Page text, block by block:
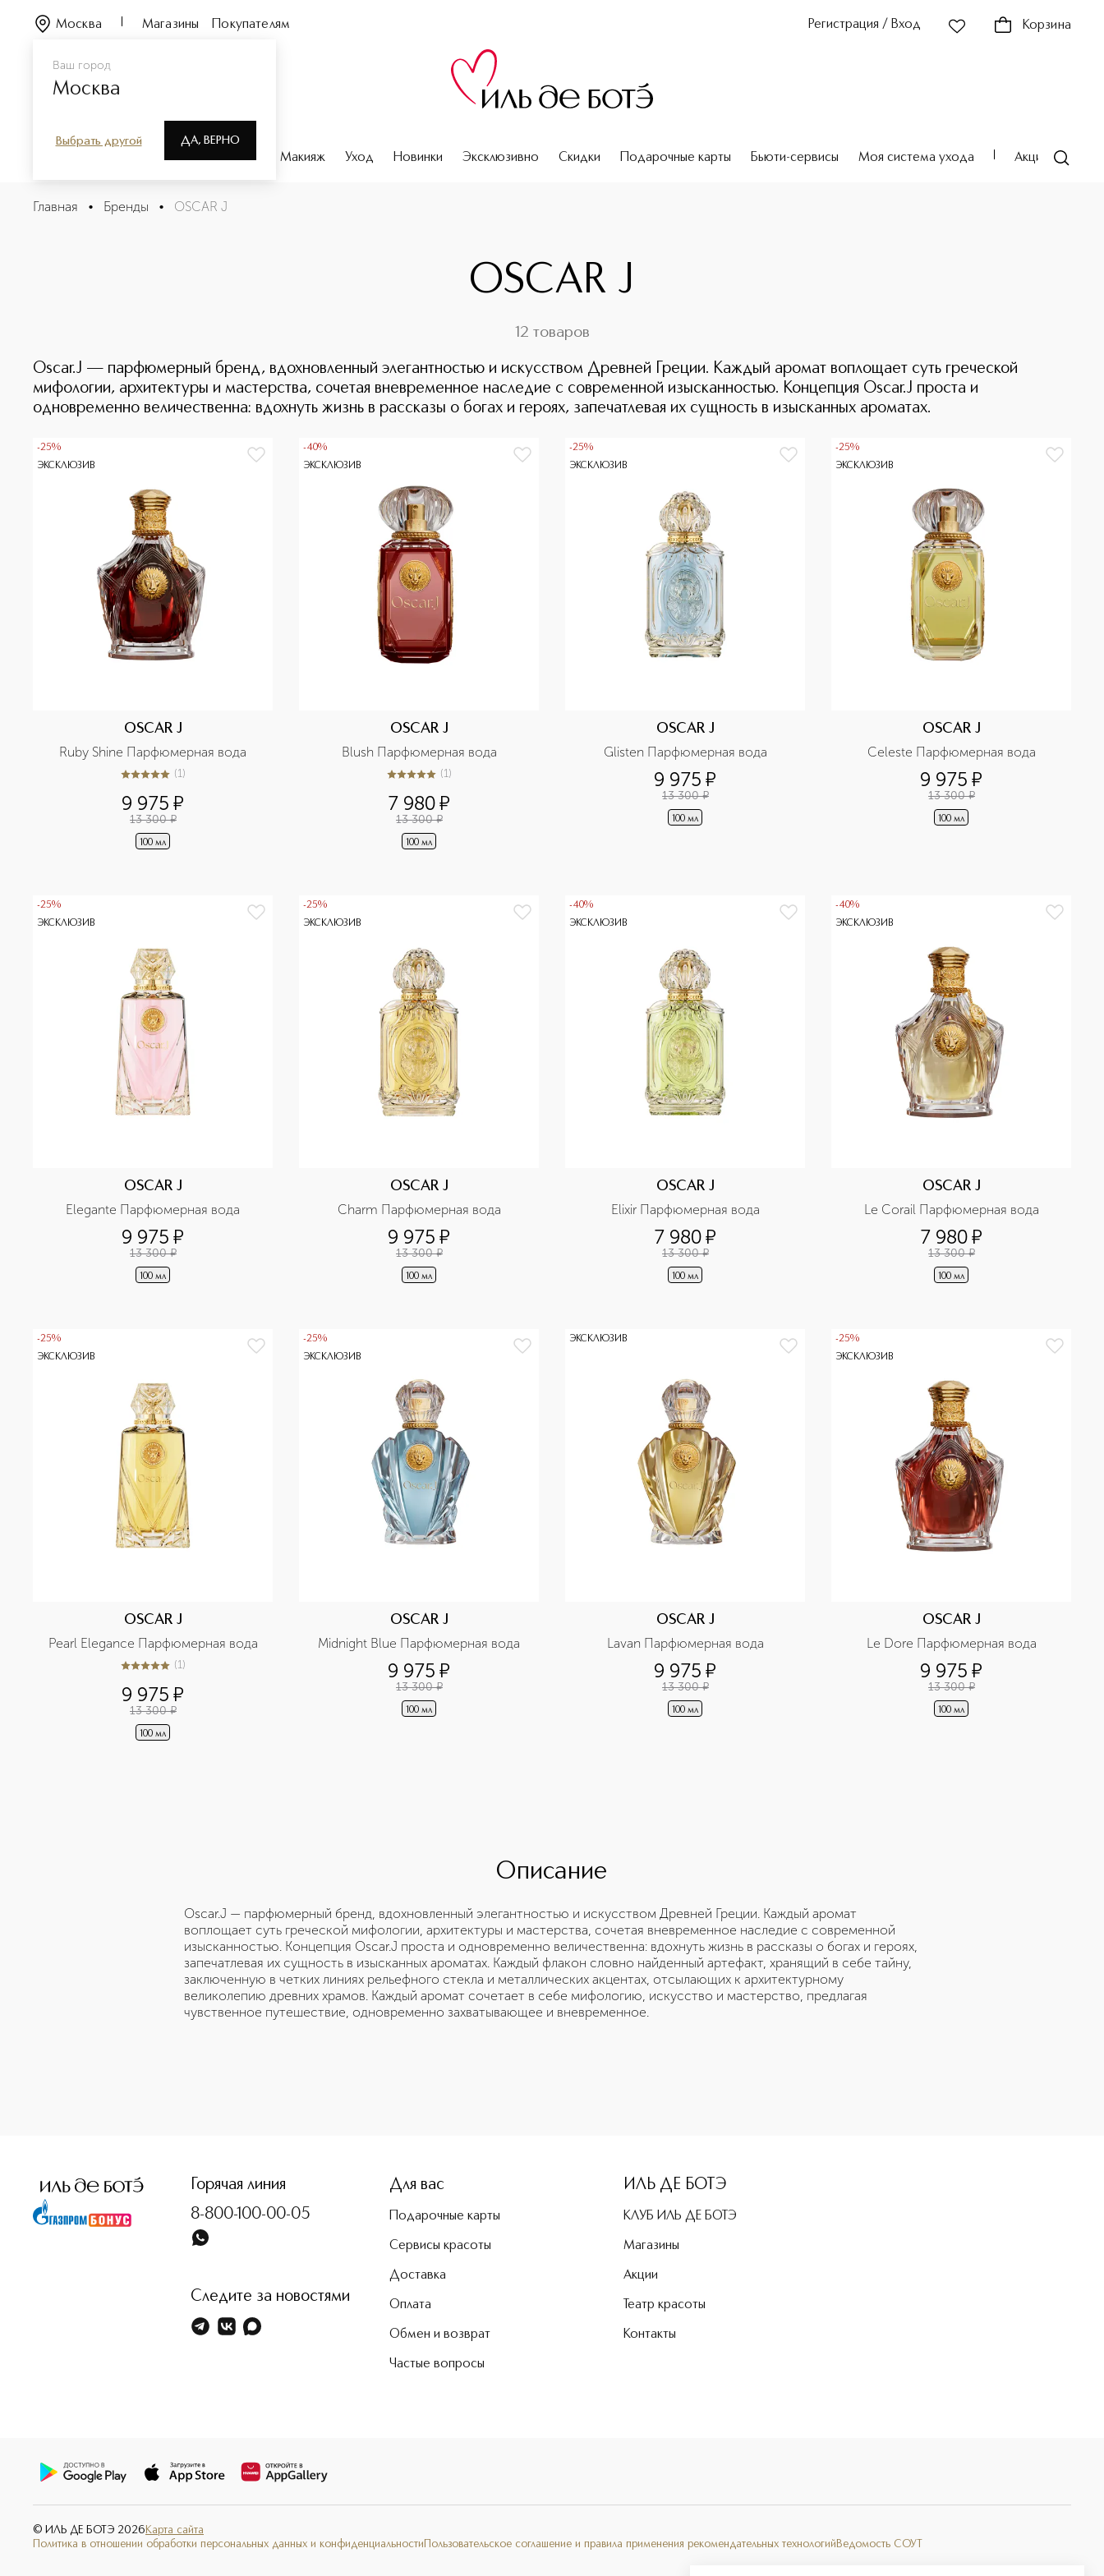
Ваш город
Москва
Выбрать другой ДА, ВЕРНО
Москва Магазины Покупателям Регистрация / Вход Корзина
Парфюмерия Макияж Уход Новинки Эксклюзивно Скидки Подарочные карты Бьюти-сервисы Моя система ухода Акции
OSCAR J
Главная • Бренды • OSCAR J
OSCAR J
12 товаров
Oscar.J — парфюмерный бренд, вдохновленный элегантностью и искусством Древней Греции. Каждый аромат воплощает суть греческой
мифологии, архитектуры и мастерства, сочетая вневременное наследие с современной изысканностью. Концепция Oscar.J проста и
одновременно величественна: вдохнуть жизнь в рассказы о богах и героях, запечатлевая их сущность в изысканных ароматах.
-25%
ЭКСКЛЮЗИВ
OSCAR J
Ruby Shine Парфюмерная вода
5из 51 (1)
9 975 ¤
13 300 ¤
100 мл
-40%
ЭКСКЛЮЗИВ
OSCAR J
Blush Парфюмерная вода
5из 51 (1)
7 980¤
13 300 ¤
100 мл
-25%
ЭКСКЛЮЗИВ
OSCAR J
Glisten Парфюмерная вода
9 975 ¤
13 300 ¤
100 мл
-25%
ЭКСКЛЮЗИВ
OSCAR J
Celeste Парфюмерная вода
9 975 ¤
13 300 ¤
100 мл
-25%
ЭКСКЛЮЗИВ
OSCAR J
Elegante Парфюмерная вода
9 975 ¤
13 300 ¤
100 мл
-25%
ЭКСКЛЮЗИВ
OSCAR J
Charm Парфюмерная вода
9 975 ¤
13 300 ¤
100 мл
-40%
ЭКСКЛЮЗИВ
OSCAR J
Elixir Парфюмерная вода
7 980¤
13 300 ¤
100 мл
-40%
ЭКСКЛЮЗИВ
OSCAR J
Le Corail Парфюмерная вода
7 980¤
13 300 ¤
100 мл
-25%
ЭКСКЛЮЗИВ
OSCAR J
Pearl Elegance Парфюмерная вода
5из 51 (1)
9 975 ¤
13 300 ¤
100 мл
-25%
ЭКСКЛЮЗИВ
OSCAR J
Midnight Blue Парфюмерная вода
9 975 ¤
13 300 ¤
100 мл
ЭКСКЛЮЗИВ
OSCAR J
Lavan Парфюмерная вода
9 975 ¤
13 300 ¤
100 мл
-25%
ЭКСКЛЮЗИВ
OSCAR J
Le Dore Парфюмерная вода
9 975 ¤
13 300 ¤
100 мл
Описание
Oscar.J — парфюмерный бренд, вдохновленный элегантностью и искусством Древней Греции. Каждый аромат
воплощает суть греческой мифологии, архитектуры и мастерства, сочетая вневременное наследие с современной
изысканностью. Концепция Oscar.J проста и одновременно величественна: вдохнуть жизнь в рассказы о богах и героях,
запечатлевая их сущность в изысканных ароматах. Каждый флакон словно найденный артефакт, хранящий в себе тайну,
заключенную в четких линиях рельефного стекла и металлических акцентах, отсылающих к архитектурному
великолепию древних храмов. Каждый аромат сочетает в себе мифологию, искусство и мастерство, предлагая
чувственное путешествие, одновременно захватывающее и вневременное.
Горячая линия
8-800-100-00-05
Следите за новостями
Для вас
Подарочные карты
Сервисы красоты
Доставка
Оплата
Обмен и возврат
Частые вопросы
ИЛЬ ДЕ БОТЭ
КЛУБ ИЛЬ ДЕ БОТЭ
Магазины
Акции
Театр красоты
Контакты
© ИЛЬ ДЕ БОТЭ 2026 Карта сайта
Политика в отношении обработки персональных данных и конфиденциальности Пользовательское соглашение и правила применения рекомендательных технологий Ведомость СОУТ